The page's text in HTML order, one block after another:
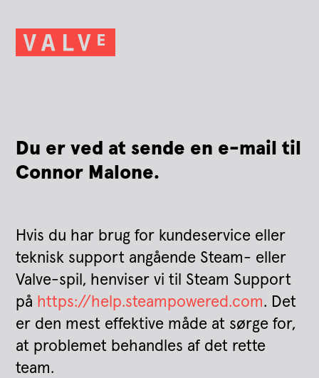
Du er ved at sende en e-mail til
Connor Malone.
Hvis du har brug for kundeservice eller
teknisk support angående Steam- eller
Valve-spil, henviser vi til Steam Support
på https://help.steampowered.com. Det
er den mest effektive måde at sørge for,
at problemet behandles af det rette
team.